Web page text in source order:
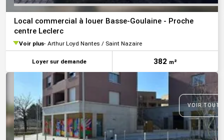
Local commercial à louer Basse-Goulaine - Proche
centre Leclerc
Voir plus Arthur Loyd Nantes / Saint Nazaire
Loyer sur demande 382 m²
VOIR